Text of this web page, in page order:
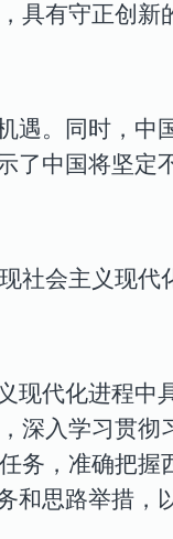
具有守正创新
遇。同时，中
了中国将坚定
社会主义现代
现代化进程中
深入学习贯彻
务，准确把握
和思路举措，